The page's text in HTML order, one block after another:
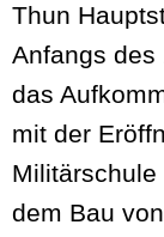
Thun
Anfangs des
das
mit der
dem Bau